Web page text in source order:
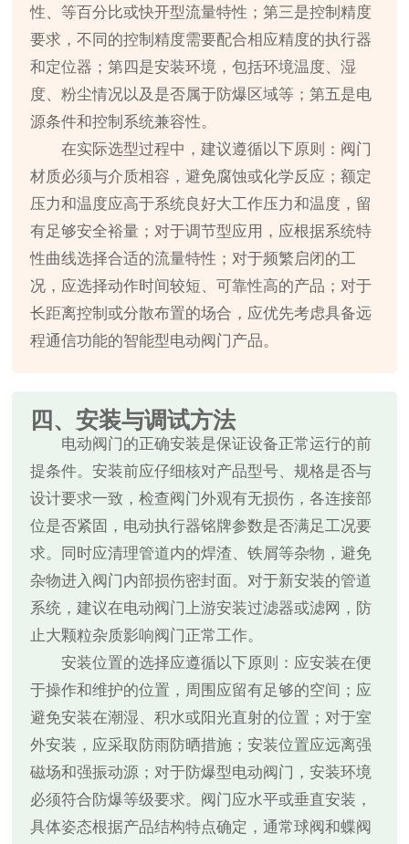
性、等百分比或快开型流量特性；第三是控制精度
要求，不同的控制精度需要配合相应精度的执行器
和定位器；第四是安装环境，包括环境温度、湿
度、粉尘情况以及是否属于防爆区域等；第五是电
源条件和控制系统兼容性。
在实际选型过程中，建议遵循以下原则：阀门
材质必须与介质相容，避免腐蚀或化学反应；额定
压力和温度应高于系统良好大工作压力和温度，留
有足够安全裕量；对于调节型应用，应根据系统特
性曲线选择合适的流量特性；对于频繁启闭的工
况，应选择动作时间较短、可靠性高的产品；对于
长距离控制或分散布置的场合，应优先考虑具备远
程通信功能的智能型电动阀门产品。
四、安装与调试方法
电动阀门的正确安装是保证设备正常运行的前
提条件。安装前应仔细核对产品型号、规格是否与
设计要求一致，检查阀门外观有无损伤，各连接部
位是否紧固，电动执行器铭牌参数是否满足工况要
求。同时应清理管道内的焊渣、铁屑等杂物，避免
杂物进入阀门内部损伤密封面。对于新安装的管道
系统，建议在电动阀门上游安装过滤器或滤网，防
止大颗粒杂质影响阀门正常工作。
安装位置的选择应遵循以下原则：应安装在便
于操作和维护的位置，周围应留有足够的空间；应
避免安装在潮湿、积水或阳光直射的位置；对于室
外安装，应采取防雨防晒措施；安装位置应远离强
磁场和强振动源；对于防爆型电动阀门，安装环境
必须符合防爆等级要求。阀门应水平或垂直安装，
具体姿态根据产品结构特点确定，通常球阀和蝶阀